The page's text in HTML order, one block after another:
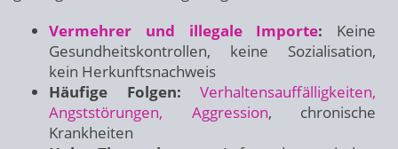
Vermehrer und illegale Importe: Keine
Gesundheitskontrollen, keine Sozialisation,
kein Herkunftsnachweis
Häufige Folgen:
Verhaltensauffälligkeiten,
Angststörungen, Aggression, chronische
Krankheiten